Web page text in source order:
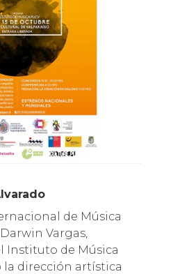
de Música
Vargas,
Instituto de Música
la dirección artística